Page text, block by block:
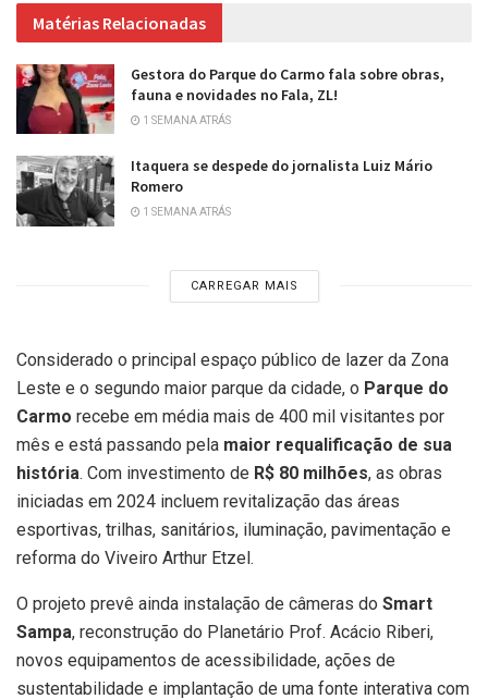
Matérias Relacionadas
Gestora do Parque do Carmo fala sobre obras,
fauna e novidades no Fala, ZL!
1 SEMANA ATRÁS
Itaquera se despede do jornalista Luiz Mário
Romero
1 SEMANA ATRÁS
CARREGAR MAIS
Considerado o principal espaço público de lazer da Zona
Leste e o segundo maior parque da cidade, o Parque do
Carmo recebe em média mais de 400 mil visitantes por
mês e está passando pela maior requalificação de sua
história. Com investimento de R$ 80 milhões, as obras
iniciadas em 2024 incluem revitalização das áreas
esportivas, trilhas, sanitários, iluminação, pavimentação e
reforma do Viveiro Arthur Etzel.
O projeto prevê ainda instalação de câmeras do Smart
Sampa, reconstrução do Planetário Prof. Acácio Riberi,
novos equipamentos de acessibilidade, ações de
sustentabilidade e implantação de uma fonte interativa com